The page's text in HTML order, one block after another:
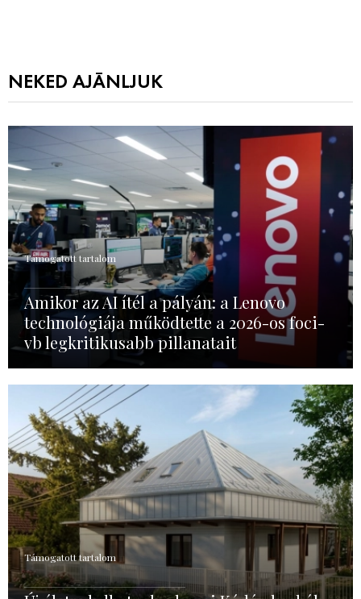
NEKED AJÁNLJUK
Támogatott tartalom
Amikor az AI ítél a pályán: a Lenovo
technológiája működtette a 2026-os foci-
vb legkritikusabb pillanatait
Támogatott tartalom